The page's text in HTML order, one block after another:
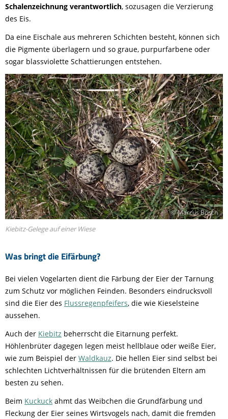
Schalenzeichnung verantwortlich, sozusagen die Verzierung
des Eis.
Da eine Eischale aus mehreren Schichten besteht, können sich
die Pigmente überlagern und so graue, purpurfarbene oder
sogar blassviolette Schattierungen entstehen.
Was bringt die Eifärbung?
© Marcus Bosch
Kiebitz-Gelege auf einer Wiese
Bei vielen Vogelarten dient die Färbung der Eier der Tarnung
zum Schutz vor möglichen Feinden. Besonders eindrucksvoll
sind die Eier des Flussregenpfeifers, die wie Kieselsteine
aussehen.
Auch der Kiebitz beherrscht die Eitarnung perfekt.
Höhlenbrüter dagegen legen meist hellblaue oder weiße Eier,
wie zum Beispiel der Waldkauz. Die hellen Eier sind selbst bei
schlechten Lichtverhältnissen für die brütenden Eltern am
besten zu sehen.
Beim Kuckuck ahmt das Weibchen die Grundfärbung und
Fleckung der Eier seines Wirtsvogels nach, damit die fremden